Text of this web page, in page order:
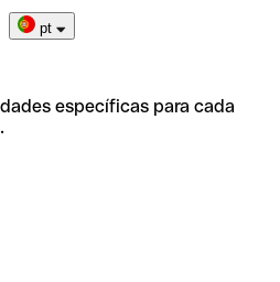
pt
específicas para cada